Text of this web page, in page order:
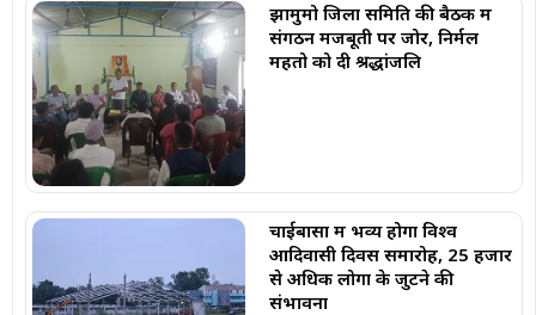
झामुमो जिला समिति की बैठक में
संगठन मजबूती पर जोर, निर्मल
महतो को दी श्रद्धांजलि
चाईबासा में भव्य होगा विश्व
आदिवासी दिवस समारोह, 25 हजार
से अधिक लोगों के जुटने की
संभावना